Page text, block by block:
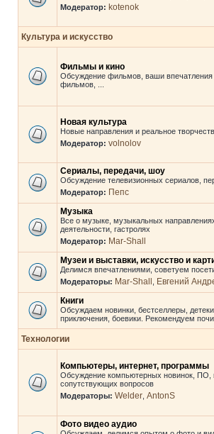
Модератор: kotenok
Культура и искусство
Фильмы и кино
Обсуждение фильмов, ваши впечатления
фильмов, ...
Новая культура
Новые направления и реальное
Модератор: volnolov
Сериалы, передачи, шоу
Обсуждение телевизионных сериалов,
Модератор: Пепс
Музыка
Все о музыке, музыкальных
деятельности, гастролях
Модератор: Mar-Shall
Музеи и выставки, искусство и
Делимся впечатлениями, советуем
Модераторы: Mar-Shall
Евгений
Книги
Обсуждаем новинки, бестселлеры,
приключения, боевики. Рекомендуем
Технологии
Компьютеры, интернет, программы
Обсуждение компьютерных новинок, ПО,
сопутствующих вопросов
Модераторы: Welder AntonS
Фото видео аудио